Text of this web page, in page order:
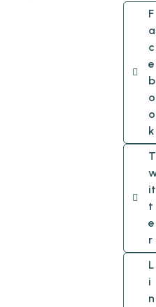
F
a
c
e
b
o
o
k
T
it
t
e
r
L
i
n